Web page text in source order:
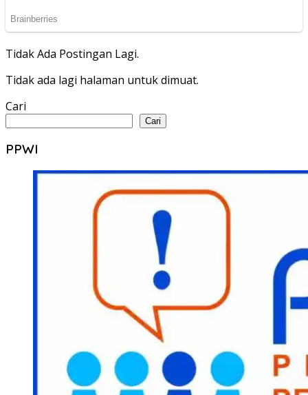
Tidak Ada Postingan Lagi.
Tidak ada lagi halaman untuk dimuat.
Cari
Cari
PPWI